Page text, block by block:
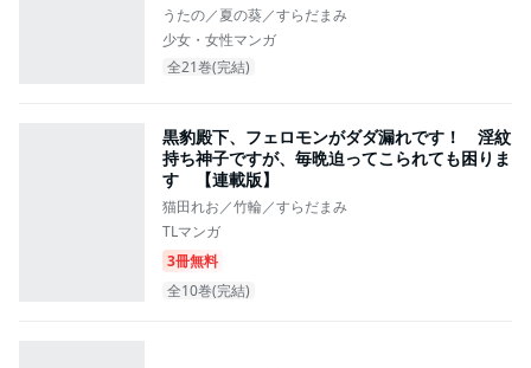
うたの／夏の葵／すらだまみ
少女・女性マンガ
全21巻(完結)
黒豹殿下、フェロモンがダダ漏れです！ 淫紋
持ち神子ですが、毎晩迫ってこられても困りま
す 【連載版】
猫田れお／竹輪／すらだまみ
TLマンガ
3冊無料
全10巻(完結)